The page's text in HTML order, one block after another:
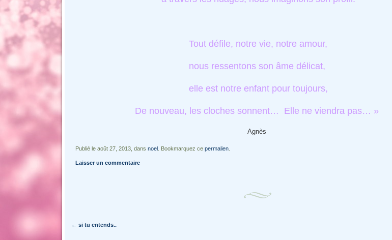
Tout défile, notre vie, notre amour,
nous ressentons son âme délicat,
elle est notre enfant pour toujours,
De nouveau, les cloches sonnent… E lle ne viendra pas… »
Agnès
Publié le août 27, 2013, dans noel . Bookmarquez ce permalien.
Laisser un commentaire
Navigation des articles
← si tu entends..